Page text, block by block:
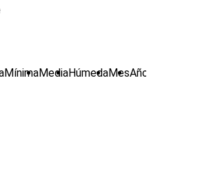
MínimaMediaHúmedaMesAño